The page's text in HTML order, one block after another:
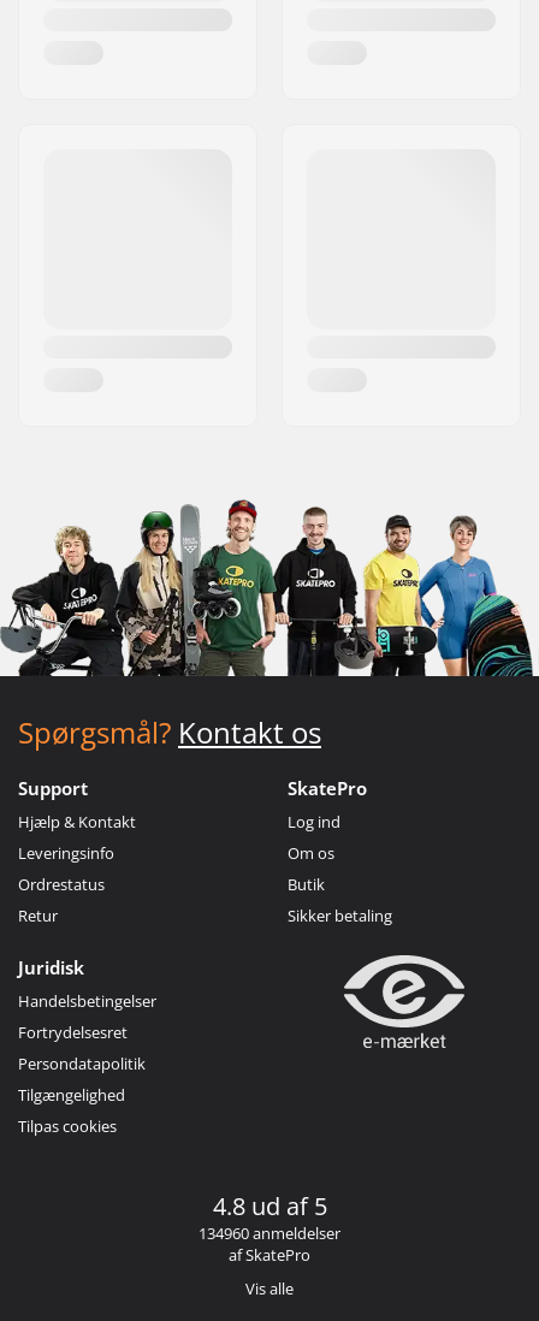
Spørgsmål? Kontakt os
Support
Hjælp & Kontakt
Leveringsinfo
Ordrestatus
Retur
SkatePro
Log ind
Om os
Butik
Sikker betaling
Juridisk
Handelsbetingelser
Fortrydelsesret
Persondatapolitik
Tilgængelighed
Tilpas cookies
4.8 ud af 5
134960 anmeldelser
af SkatePro
Vis alle